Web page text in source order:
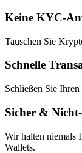
Keine KYC-
Tauschen Sie
Schnelle
Schließen Sie
Sicher &
Wir halten niemals
Wallets.